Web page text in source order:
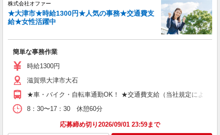
株式会社オファー
★大津市★時給1300円★人気の事務★交通費支
給★女性活躍中
簡単な事務作業
時給1300円
滋賀県大津市大石
★車・バイク・自転車通勤OK！ ★交通費支給（当社規定による）
8：30〜17：30 休憩60分
応募締め切り2026/09/01 23:59まで